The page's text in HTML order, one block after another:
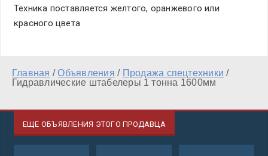
Техника поставляется желтого, оранжевого или
красного цвета
Главная / Объявления / Продажа спецтехники /
Гидравлические штабелеры 1 тонна 1600мм
ЕЩЕ ОБЪЯВЛЕНИЯ ЭТОГО ПРОДАВЦА